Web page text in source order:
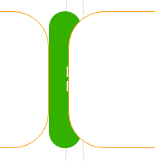
Köp
Nu